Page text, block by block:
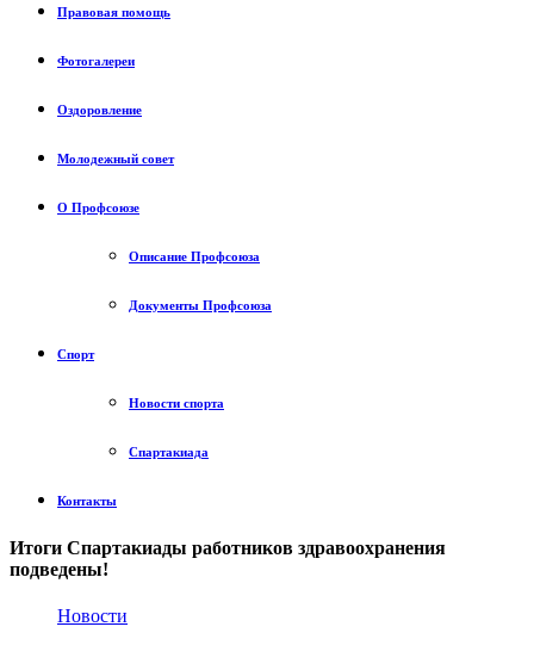
Правовая помощь
Фотогалереи
Оздоровление
Молодежный совет
О Профсоюзе
Описание Профсоюза
Документы Профсоюза
Спорт
Новости спорта
Спартакиада
Контакты
Итоги Спартакиады работников здравоохранения
подведены!
Новости